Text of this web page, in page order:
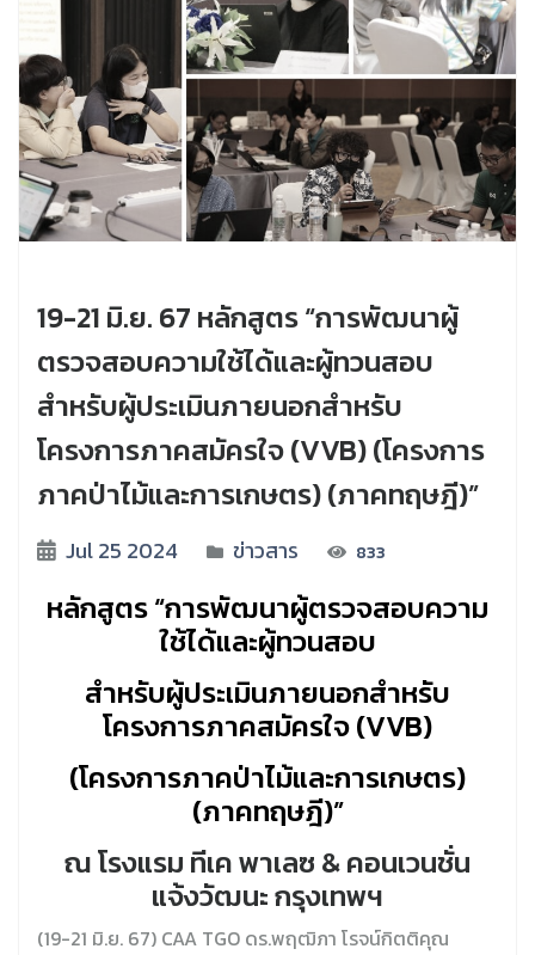
19-21 มิ.ย. 67 หลักสูตร “การพัฒนาผู้
ตรวจสอบความใช้ได้และผู้ทวนสอบ
สำหรับผู้ประเมินภายนอกสำหรับ
โครงการภาคสมัครใจ (VVB) (โครงการ
ภาคป่าไม้และการเกษตร) (ภาคทฤษฎี)”
Jul 25 2024 ข่าวสาร 833
หลักสูตร “การพัฒนาผู้ตรวจสอบความ
ใช้ได้และผู้ทวนสอบ
สำหรับผู้ประเมินภายนอกสำหรับ
โครงการภาคสมัครใจ (VVB)
(โครงการภาคป่าไม้และการเกษตร)
(ภาคทฤษฎี)”
ณ โรงแรม ทีเค พาเลซ & คอนเวนชั่น
แจ้งวัฒนะ กรุงเทพฯ
(19-21 มิ.ย. 67) CAA TGO ดร.พฤฒิภา โรจน์กิตติคุณ